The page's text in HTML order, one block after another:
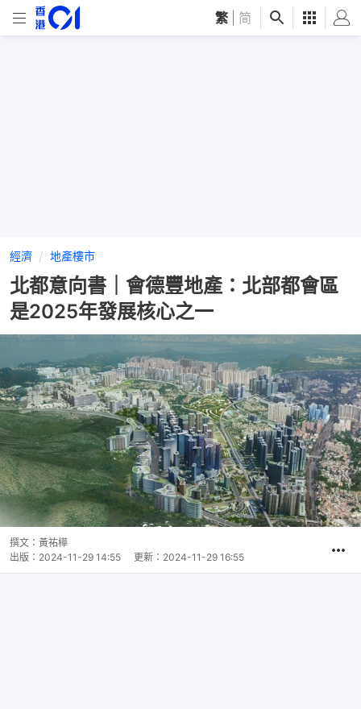
繁 简
經濟 地產樓市
北都意向書｜​會德豐地產：北部都會區
是2025年發展核心之一
撰文： 黃祐樺
出版： 2024-11-29 14:55 更新： 2024-11-29 16:55